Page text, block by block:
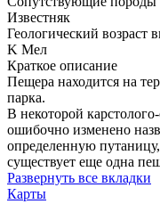
Известняк
Геологический
K Мел
Краткое описание
Пещера находится на
парка.
В некоторой
ошибочно изменено
определенную
существует еще одна
Развернуть все вкладки
Карты